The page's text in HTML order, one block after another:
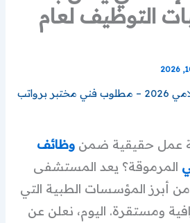
التوظيف لعام
وظائف المستشفى الإسلامي 2026 – مطلوب فني مختبر برواتب
عمل حقيقية ضمنوظائف
المرموقة؟ يعد المستشفى
من أبرز المؤسسات الطبية التي
ومستقرة. اليوم، نعلن عن